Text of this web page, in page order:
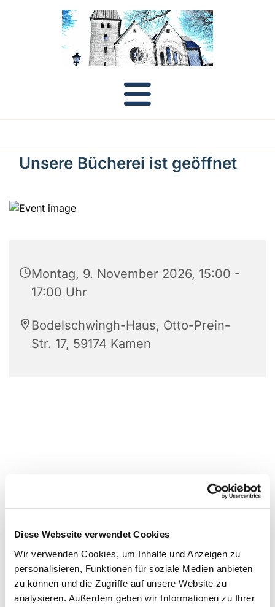
Diese Webseite verwendet Cookies
Wir verwenden Cookies, um Inhalte und Anzeigen zu
personalisieren, Funktionen für soziale Medien anbieten
zu können und die Zugriffe auf unsere Website zu
analysieren. Außerdem geben wir Informationen zu Ihrer
Unsere Bücherei ist geöffnet
Montag, 9. November 2026, 15:00 -
17:00 Uhr
Bodelschwingh-Haus, Otto-Prein-
Str. 17, 59174 Kamen